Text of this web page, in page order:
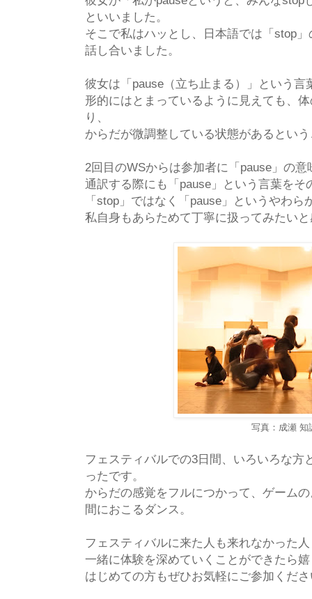
といいました。
そこで私はハッとし、日本語では「stop
話し合いました。
彼女は「pause（立ち止まる）」という言
形的にはとまっているように見えても、
り、
からだが微調整している状態があるとい
2回目のWSからは参加者に「pause」の意
通訳する際にも「pause」という言葉を
「stop」ではなく「pause」というやわ
私自身もあらためて丁寧に扱ってみたい
写真：成瀬 知
フェスティバルでの3日間、いろいろな方
ったです。
からだの感覚をフルにつかって、ゲーム
間におこるダンス。
フェスティバルに来た人も来れなかった
一緒に体験を深めていくことができたら
はじめての方もぜひお気軽にご参加くだ